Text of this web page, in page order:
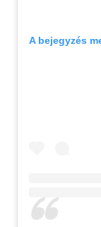
A bejegyzés